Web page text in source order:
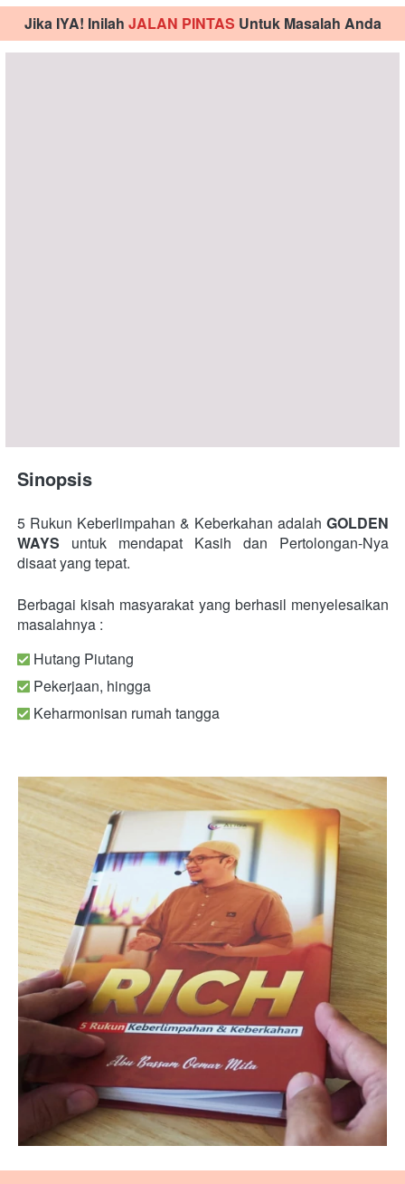
Jika IYA! Inilah JALAN PINTAS Untuk Masalah Anda
Sinopsis
5 Rukun Keberlimpahan & Keberkahan adalah GOLDEN
WAYS untuk mendapat Kasih dan Pertolongan-Nya
disaat yang tepat.
Berbagai kisah masyarakat yang berhasil menyelesaikan
masalahnya :
Hutang Piutang
Pekerjaan, hingga
Keharmonisan rumah tangga